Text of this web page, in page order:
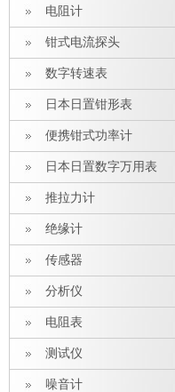
电阻计
钳式电流探头
数字转速表
日本日置钳形表
便携钳式功率计
日本日置数字万用表
推拉力计
绝缘计
传感器
分析仪
电阻表
测试仪
噪音计